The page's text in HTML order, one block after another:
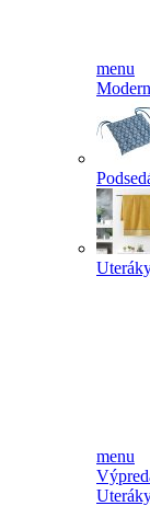
menu
menu